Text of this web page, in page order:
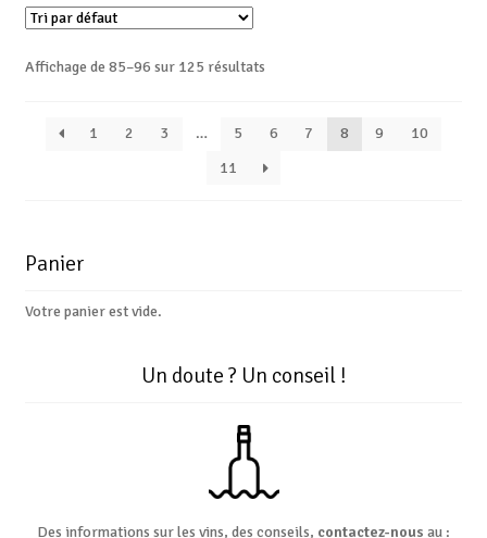
Affichage de 85–96 sur 125 résultats
1 2 3 … 5 6 7 8 9
10
11
Panier
Votre panier est vide.
Un doute ? Un conseil !
Des informations sur les vins, des conseils, contactez-nous au :